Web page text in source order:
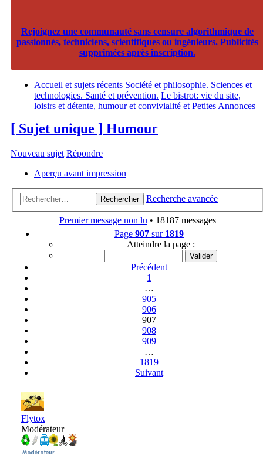
Rejoignez une communauté sans censure algorithmique de
passionnés, techniciens, scientifiques ou ingénieurs. Publicités
supprimées après inscription.
Accueil et sujets récents Société et philosophie. Sciences et
technologies. Santé et prévention. Le bistrot: vie du site,
loisirs et détente, humour et convivialité et Petites Annonces
[ Sujet unique ] Humour
Nouveau sujet Répondre
Aperçu avant impression
Rechercher Recherche avancée
Premier message non lu • 18187 messages
Page 907 sur 1819
Atteindre la page :
Précédent
1
…
905
906
907
908
909
…
1819
Suivant
Flytox
Modérateur